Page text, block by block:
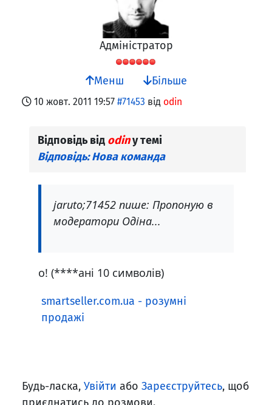
Адміністратор
Менш Більше
10 жовт. 2011 19:57 #71453 від odin
Відповідь від odinу темі
Відповідь: Нова команда
jaruto;71452 пише: Пропоную в
модератори Одіна...
о! (****ані 10 символів)
smartseller.com.ua - розумні
продажі
Будь-ласка, Увійти або Зареєструйтесь, щоб